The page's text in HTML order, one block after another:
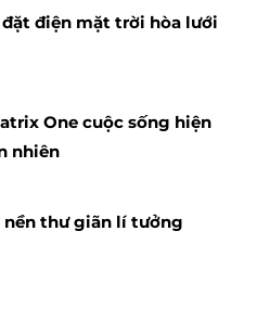
điện mặt trời hòa lưới
One cuộc sống hiện
nhiên
nền thư giãn lí tưởng